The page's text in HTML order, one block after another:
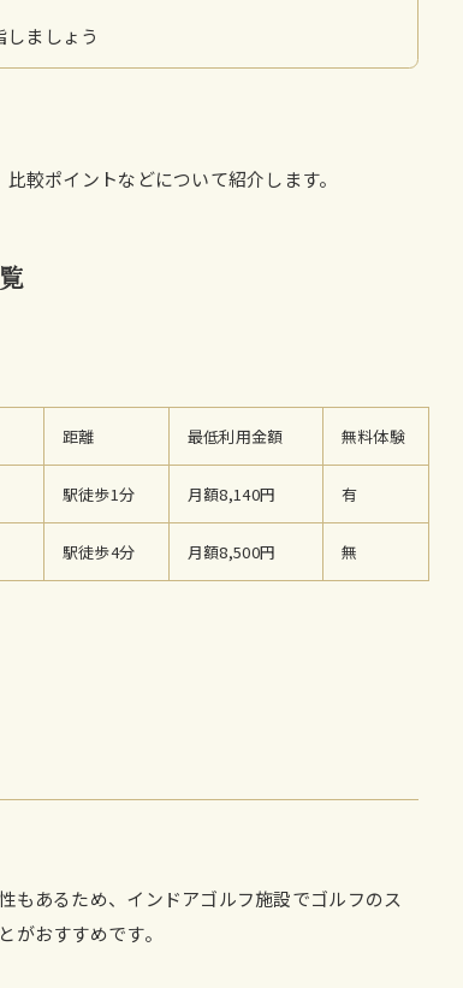
ましょう
較ポイントなどについて紹介します。
距離 最低利用金額 無料体験
駅徒歩1分 月額8,140円 有
駅徒歩4分 月額8,500円 無
もあるため、インドアゴルフ施設でゴルフのス
がおすすめです。